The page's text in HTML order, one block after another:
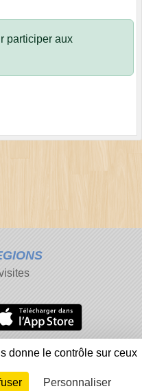
participer aux
des cookies
un contenu inapproprié
Connexion
donne le contrôle sur ceux
Personnaliser